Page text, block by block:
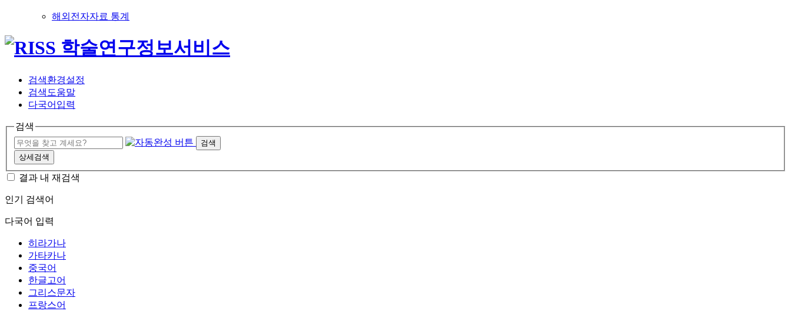
해외전자자료 통계
검색환경설정
검색도움말
다국어입력
검색
검색
상세검색
결과 내 재검색
인기 검색어
다국어 입력
히라가나
가타카나
중국어
한글고어
그리스문자
프랑스어